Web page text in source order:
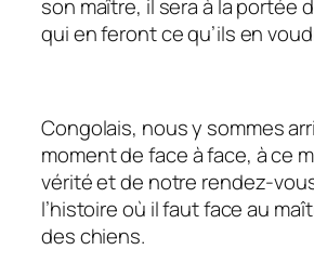
son maître, il sera à la portée
qui en feront ce qu’ils en
Congolais, nous y sommes
moment de face à face, à ce
vérité et de notre rendez-
l’histoire où il faut face au
des chiens.